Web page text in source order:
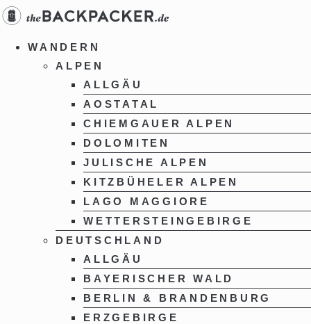
Zum
Inhalt
springenWANDERN
ALPEN
ALLGÄU
AOSTATAL
CHIEMGAUER ALPEN
DOLOMITEN
JULISCHE ALPEN
KITZBÜHELER ALPEN
LAGO MAGGIORE
WETTERSTEINGEBIRGE
DEUTSCHLAND
ALLGÄU
BAYERISCHER WALD
BERLIN & BRANDENBURG
ERZGEBIRGE